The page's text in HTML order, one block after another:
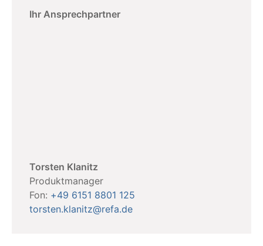
Ihr Ansprechpartner
Torsten Klanitz
Produktmanager
Fon: +49 6151 8801 125
torsten.klanitz@refa.de